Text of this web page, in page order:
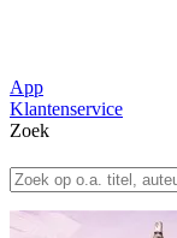
App
Klantenservice
Zoek